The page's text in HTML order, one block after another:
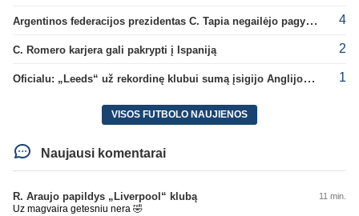
Argentinos federacijos prezidentas C. Tapia negailėjo pagyrų G. Infantino 4
C. Romero karjera gali pakrypti į Ispaniją 2
Oficialu: „Leeds“ už rekordinę klubui sumą įsigijo Anglijos rinktinės vartininką 1
VISOS FUTBOLO NAUJIENOS
Naujausi komentarai
R. Araujo papildys „Liverpool“ klubą 11 min.
Uz magvaira getesniu nera 🤣